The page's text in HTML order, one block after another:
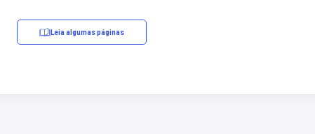
Leia algumas páginas